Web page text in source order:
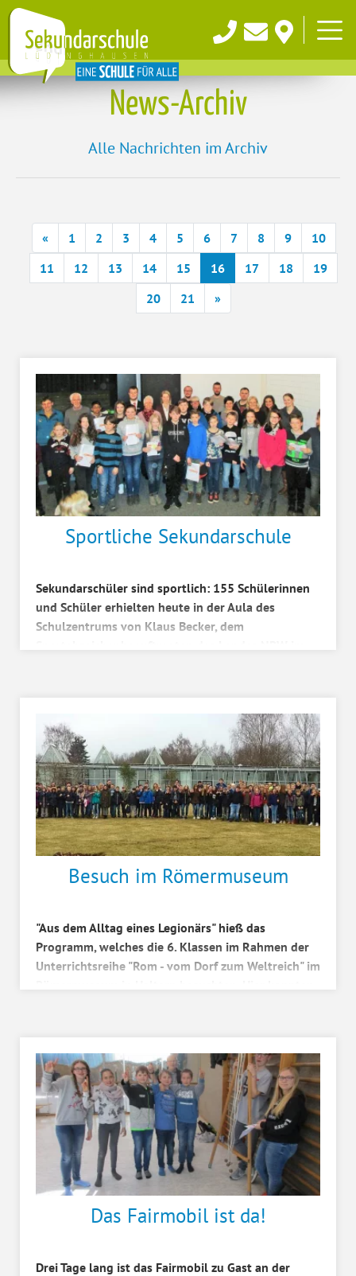
News-Archiv
Alle Nachrichten im Archiv
« vorherige
1 2 3 4 5 6 7 8 9
10
11
12 13 14 15 16 17 18
19
20
21 »nächste
Sportliche Sekundarschule
Sekundarschüler sind sportlich: 155 Schülerinnen
und Schüler erhielten heute in der Aula des
Schulzentrums von Klaus Becker, dem
Besuch im Römermuseum
"Aus dem Alltag eines Legionärs" hieß das
Programm, welches die 6. Klassen im Rahmen der
Unterrichtsreihe "Rom - vom Dorf zum Weltreich" im
Das Fairmobil ist da!
Drei Tage lang ist das Fairmobil zu Gast an der